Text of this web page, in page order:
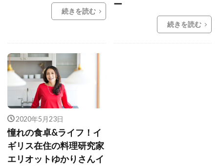
続きを読む
ー
続きを読む
2020年5月23日
憧れの食卓&ライフ！イ
ギリス在住の料理研究家
エリオットゆかりさんイ